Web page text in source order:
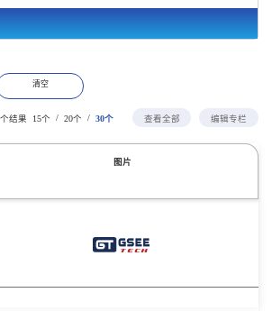
清空
结果 15个 / 20个 / 30个 查看全部 编辑专栏
图片